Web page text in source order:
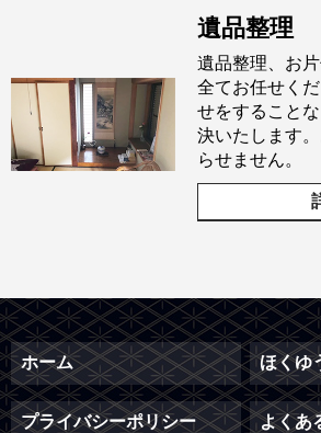
遺品整理
遺品整理、お
全てお任せく
せをすること
決いたします
らせません。
ホーム ほくゆ
プライバシーポリシー よくあ